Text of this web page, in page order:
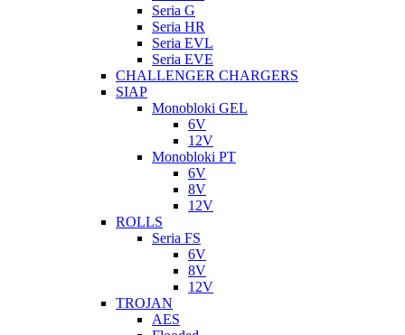
Seria G
Seria HR
Seria EVL
Seria EVE
CHALLENGER CHARGERS
SIAP
Monobloki GEL
6V
12V
Monobloki PT
6V
8V
12V
ROLLS
Seria FS
6V
8V
12V
TROJAN
AES